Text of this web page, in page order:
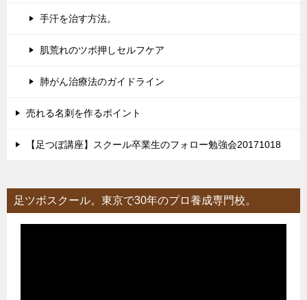
手汗を治す方法。
肌荒れのツボ押しセルフケア
肺がん治療法のガイドライン
売れる名刺を作るポイント
【足つぼ講座】スクール卒業生のフォロー勉強会20171018
足ツボスクール。東京で30年のプロ養成専門校。